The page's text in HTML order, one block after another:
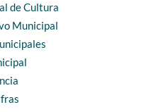
de Cultura
Municipal